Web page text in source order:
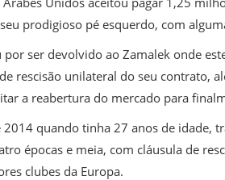
prodigioso pé esquerdo, com
por ser devolvido ao Zamalek onde
rescisão unilateral do seu contrato,
a reabertura do mercado para
2014 quando tinha 27 anos de idade,
épocas e meia, com cláusula de
clubes da Europa.